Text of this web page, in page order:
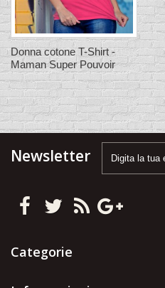
Donna cotone T-Shirt -
Maman Super Pouvoir
Newsletter
Categorie